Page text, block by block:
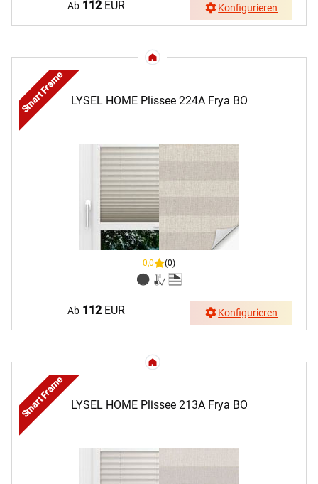
Ab 112EUR Konfigurieren
LYSEL HOME Plissee 224A Frya BO
Smart Frame
0,0 (0)
Ab 112EUR Konfigurieren
LYSEL HOME Plissee 213A Frya BO
Smart Frame